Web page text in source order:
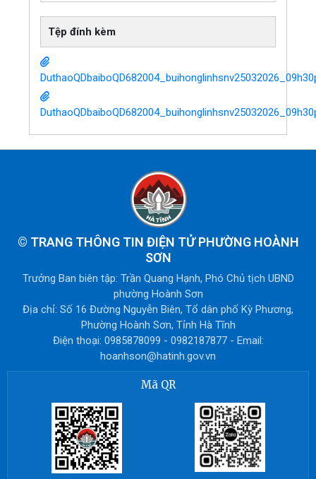
Tệp đính kèm
© TRANG THÔNG TIN ĐIỆN TỬ PHƯỜNG HOÀNH
SƠN
Trưởng Ban biên tập: Trần Quang Hạnh, Phó Chủ tịch UBND
phường Hoành Sơn
Địa chỉ: Số 16 Đường Nguyễn Biên, Tổ dân phố Kỳ Phương,
Phường Hoành Sơn, Tỉnh Hà Tĩnh
Điện thoại: 0985878099 - 0982187877 - Email:
hoanhson@hatinh.gov.vn
Mã QR